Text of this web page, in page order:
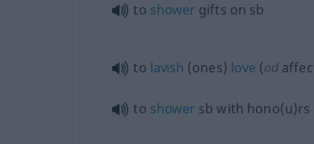
to shower gifts on sb
to lavish (ones) love (od
to shower sb with hono(u)rs